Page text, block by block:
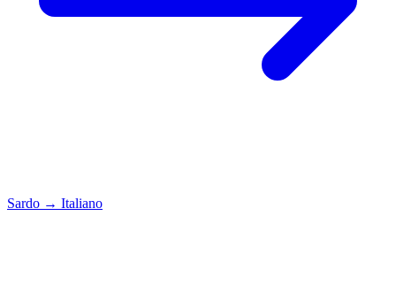
Sardo → Italiano